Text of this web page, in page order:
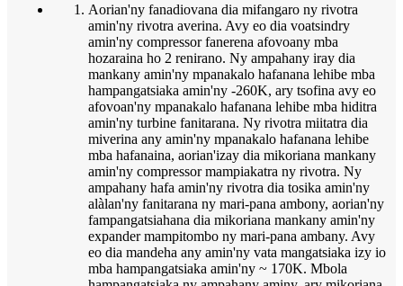
Aorian'ny fanadiovana dia mifangaro ny rivotra
amin'ny rivotra averina. Avy eo dia voatsindry
amin'ny compressor fanerena afovoany mba
hozaraina ho 2 renirano. Ny ampahany iray dia
mankany amin'ny mpanakalo hafanana lehibe mba
hampangatsiaka amin'ny -260K, ary tsofina avy eo
afovoan'ny mpanakalo hafanana lehibe mba hiditra
amin'ny turbine fanitarana. Ny rivotra miitatra dia
miverina any amin'ny mpanakalo hafanana lehibe
mba hafanaina, aorian'izay dia mikoriana mankany
amin'ny compressor mampiakatra ny rivotra. Ny
ampahany hafa amin'ny rivotra dia tosika amin'ny
alàlan'ny fanitarana ny mari-pana ambony, aorian'ny
fampangatsiahana dia mikoriana mankany amin'ny
expander mampitombo ny mari-pana ambany. Avy
eo dia mandeha any amin'ny vata mangatsiaka izy io
mba hampangatsiaka amin'ny ~ 170K. Mbola